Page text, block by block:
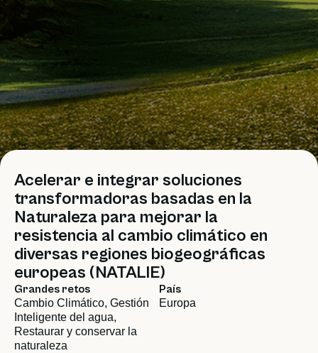
Acelerar e integrar soluciones
transformadoras basadas en la
Naturaleza para mejorar la
resistencia al cambio climático en
diversas regiones biogeográficas
europeas (NATALIE)
Grandes retos
Cambio Climático, Gestión
Inteligente del agua,
Restaurar y conservar la
naturaleza
País
Europa